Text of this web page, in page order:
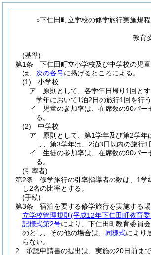
○下仁田町立学校の修学旅行実施規程
教育
(基準)
第1条
下仁田町立小学校及び中学校の児
は、 次の各号に掲げるところによる。
(1)
小学校
ア
原則として、各学年日帰り1回とす
学年において1泊2日の旅行1回を行う
イ
児童の参加率は、在席数の90パー
る。
(2)
中学校
ア
原則として、第1学年及び第2学年
し、第3学年は、2泊3日以内の旅行1
イ
生徒の参加率は、在席数の90パー
る。
(引率者)
第2条
修学旅行の引率指導者の数は、1学
し2名の比率とする。
(手続)
第3条
宿泊を要する修学旅行を実施する場
立学校管理規則 (平成12年下仁田町教育
記様式第2号により、下仁田町教育委員
のとし、その他の場合は、 同様式により
らない。
2
承認申請書の提出は、実施の20日前ま